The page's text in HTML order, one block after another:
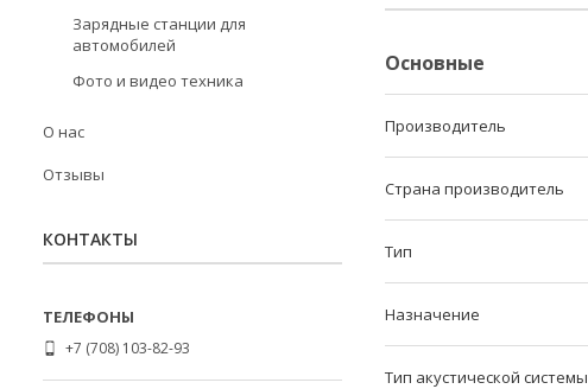
Основные
Производитель
Страна производитель
Тип
Назначение
Тип акустической системы
Зарядные станции для
автомобилей
Фото и видео техника
О нас
Отзывы
КОНТАКТЫ
+7 (708) 103-82-93